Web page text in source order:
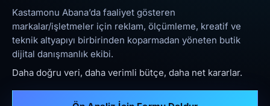
Kastamonu Abana’da faaliyet gösteren
markalar/işletmeler için reklam, ölçümleme, kreatif ve
teknik altyapıyı birbirinden koparmadan yöneten butik
dijital danışmanlık ekibi.
Daha doğru veri, daha verimli bütçe, daha net kararlar.